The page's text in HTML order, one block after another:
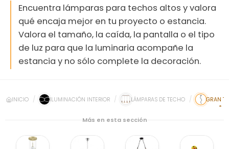
Encuentra lámparas para techos altos y valora
qué encaja mejor en tu proyecto o estancia.
Valora el tamaño, la caída, la pantalla o el tipo
de luz para que la luminaria acompañe la
estancia y no sólo complete la decoración.
INICIO ILUMINACIÓN INTERIOR LÁMPARAS DE TECHO GRAN
Más en esta sección